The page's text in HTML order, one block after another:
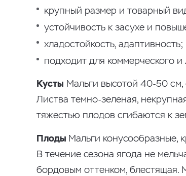
крупный размер и товарный
устойчивость к засухе и
хладостойкость, адаптивность;
подходит для коммерческого
Кусты Мальги высотой 40-50 см,
Листва темно-зеленая,
тяжестью плодов сгибаются к
Плоды Мальги конусообразные,
В течение сезона ягода не
бордовым оттенком, блестящая.